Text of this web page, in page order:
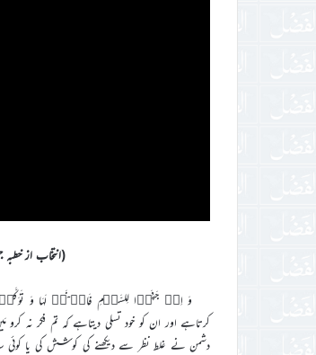
(انتخاب از خطبہ
کرتاہے اور ان کو خود تسلی دیتاہے کہ تم فکر نہ کرو
دشمن نے غلط نظر سے دیکھنے کی کوشش کی یا کوئی